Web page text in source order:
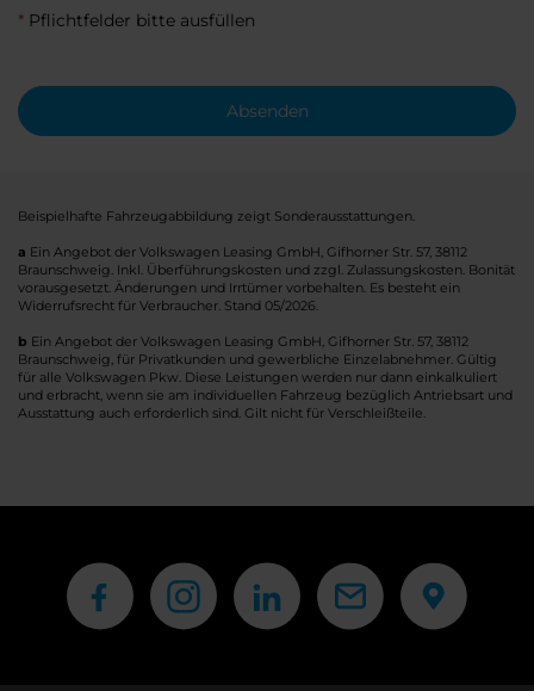
* Pflichtfelder bitte ausfüllen
Absenden
Beispielhafte Fahrzeugabbildung zeigt Sonderausstattungen.
a Ein Angebot der Volkswagen Leasing GmbH, Gifhorner Str. 57, 38112
Braunschweig. Inkl. Überführungskosten und zzgl. Zulassungskosten. Bonität
vorausgesetzt. Änderungen und Irrtümer vorbehalten. Es besteht ein
Widerrufsrecht für Verbraucher. Stand 05/2026.
b Ein Angebot der Volkswagen Leasing GmbH, Gifhorner Str. 57, 38112
Braunschweig, für Privatkunden und gewerbliche Einzelabnehmer. Gültig
für alle Volkswagen Pkw. Diese Leistungen werden nur dann einkalkuliert
und erbracht, wenn sie am individuellen Fahrzeug bezüglich Antriebsart und
Ausstattung auch erforderlich sind. Gilt nicht für Verschleißteile.